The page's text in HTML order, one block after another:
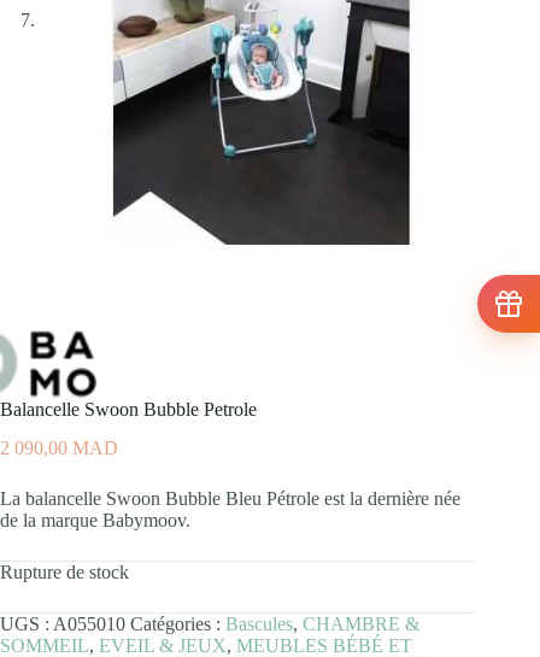
Balancelle Swoon Bubble Petrole
2 090,00 MAD
La balancelle Swoon Bubble Bleu Pétrole est la dernière née
de la marque Babymoov.
Rupture de stock
UGS : A055010 Catégories : Bascules, CHAMBRE &
SOMMEIL, EVEIL & JEUX, MEUBLES BÉBÉ ET